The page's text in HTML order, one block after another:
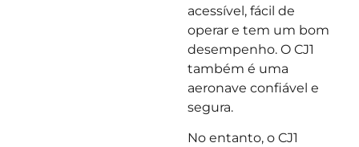
acessível, fácil de
operar e tem um bom
desempenho. O CJ1
também é uma
aeronave confiável e
segura.
No entanto, o CJ1